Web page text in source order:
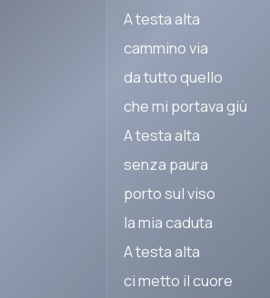
A testa alta
cammino via
da tutto quello
che mi portava giù
A testa alta
senza paura
porto sul viso
la mia caduta
A testa alta
ci metto il cuore